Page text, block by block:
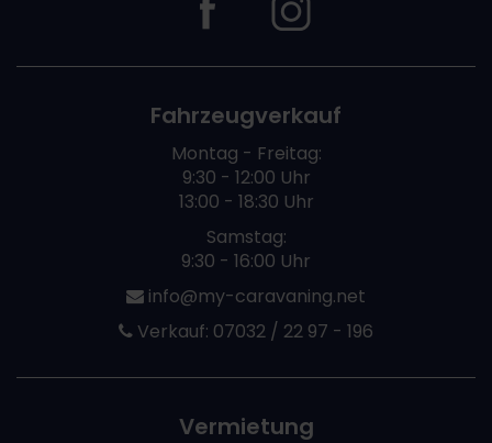
Fahrzeugverkauf
Montag - Freitag:
9:30 - 12:00 Uhr
13:00 - 18:30 Uhr
Samstag:
9:30 - 16:00 Uhr
info@my-caravaning.net
Verkauf: 07032 / 22 97 - 196
Vermietung